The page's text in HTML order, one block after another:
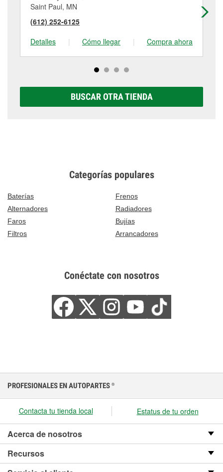
Saint Paul, MN
(612) 252-6125
Detalles
| Cómo llegar | Compra ahora
BUSCAR OTRA TIENDA
Categorías populares
Baterías
Frenos
Alternadores
Radiadores
Faros
Bujías
Filtros
Arrancadores
Conéctate con nosotros
PROFESIONALES EN AUTOPARTES ®
Contacta tu tienda local Estatus de tu orden
Acerca de nosotros
Recursos